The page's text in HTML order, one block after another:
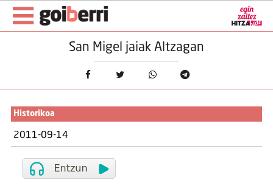
San Migel jaiak Altzagan
Historikoa
2011-09-14